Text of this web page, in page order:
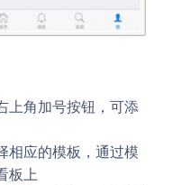
上角加号按钮，可添
相应的模板，通过模
板上